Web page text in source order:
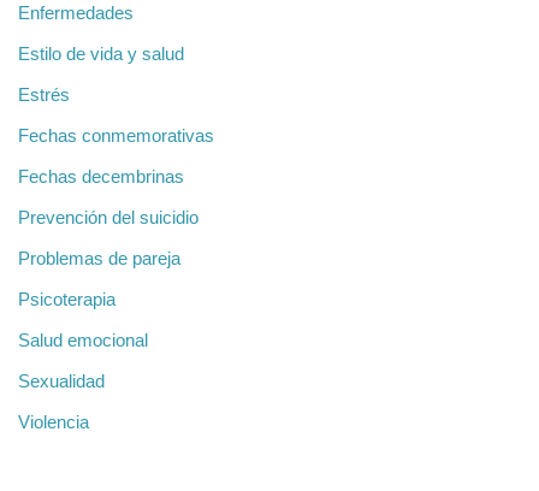
Enfermedades
Estilo de vida y salud
Estrés
Fechas conmemorativas
Fechas decembrinas
Prevención del suicidio
Problemas de pareja
Psicoterapia
Salud emocional
Sexualidad
Violencia